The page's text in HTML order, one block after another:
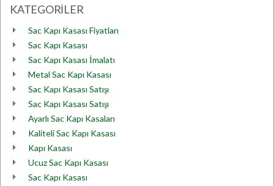
KATEGORİLER
Sac Kapı Kasası Fiyatları
Sac Kapı Kasası
Sac Kapı Kasası İmalatı
Metal Sac Kapı Kasası
Sac Kapı Kasası Satışı
Sac Kapı Kasası Satışı
Ayarlı Sac Kapı Kasaları
Kaliteli Sac Kapı Kasası
Kapı Kasası
Ucuz Sac Kapı Kasası
Sac Kapı Kasası